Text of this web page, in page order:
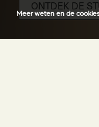
ONTDEK DE
Meer weten en de